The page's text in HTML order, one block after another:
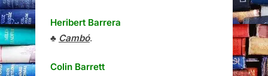
Heribert Barrera
♣ Cambó.
Colin Barrett